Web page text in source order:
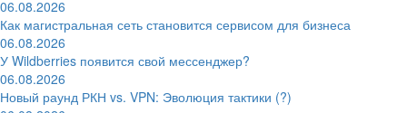
06.08.2026
Как магистральная сеть становится сервисом для бизнеса
06.08.2026
У Wildberries появится свой мессенджер?
06.08.2026
Новый раунд РКН vs. VPN: Эволюция тактики (?)